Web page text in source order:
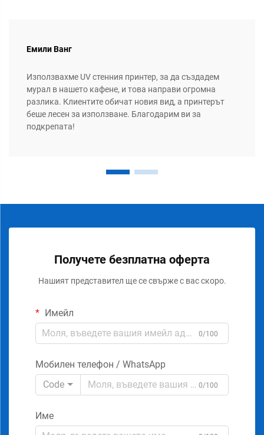
Емили Ванг
Използвахме UV стенния принтер, за да създадем
мурал в нашето кафене, и това направи огромна
разлика. Клиентите обичат новия вид, а принтерът
беше лесен за използване. Благодарим ви за
подкрепата!
Получете безплатна оферта
Нашият представител ще се свърже с вас скоро.
Имейл
0/100
Мобилен телефон / WhatsApp
Code
0/100
Име